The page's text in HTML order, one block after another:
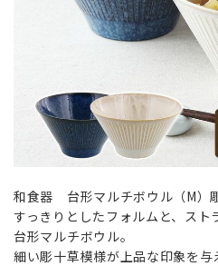
和食器 台形マルチボウル（M）
すっきりとしたフォルムと、ス
台形マルチボウル。
細い彫十草模様が上品な印象を与